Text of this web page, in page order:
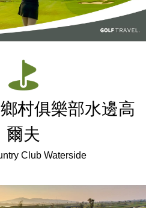
村俱樂部水邊高
爾夫
Club Waterside